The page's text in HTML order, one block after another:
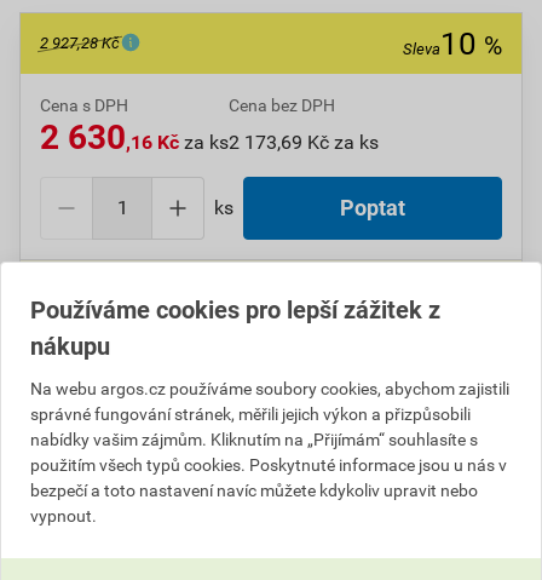
2 927,28 Kč Sleva 10 %
Cena s DPH
2 630,16 Kč za ks
Cena bez DPH
2 173,69 Kč za ks
ks Poptat
(2 173,69Kčbez DPH).
Ušetříte297,12
Číslo položky:1000007099
Katalogový kód: 33KBW
Výrobky značky:SCHNEIDER
Popis
Používáme cookies pro lepší zážitek z
nákupu
Na webu argos.cz používáme soubory cookies, abychom zajistili
správné fungování stránek, měřili jejich výkon a přizpůsobili
nabídky vašim zájmům. Kliknutím na „Přijímám“ souhlasíte s
použitím všech typů cookies. Poskytnuté informace jsou u nás v
bezpečí a toto nastavení navíc můžete kdykoliv upravit nebo
vypnout.